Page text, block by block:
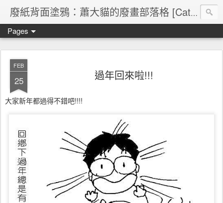
廢紙背面塗鴉：蕭大貓的廢畫部落格 [Cat's blog]
Pages
FEB
25 過年回來啦!!!
大家新年都過得不錯吧!!!!